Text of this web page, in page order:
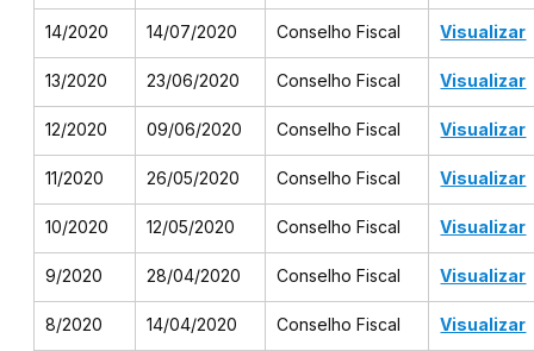
14/2020 14/07/2020 Conselho Fiscal Visualizar
13/2020 23/06/2020 Conselho Fiscal Visualizar
12/2020 09/06/2020 Conselho Fiscal Visualizar
11/2020 26/05/2020 Conselho Fiscal Visualizar
10/2020 12/05/2020 Conselho Fiscal Visualizar
9/2020 28/04/2020 Conselho Fiscal Visualizar
8/2020 14/04/2020 Conselho Fiscal Visualizar